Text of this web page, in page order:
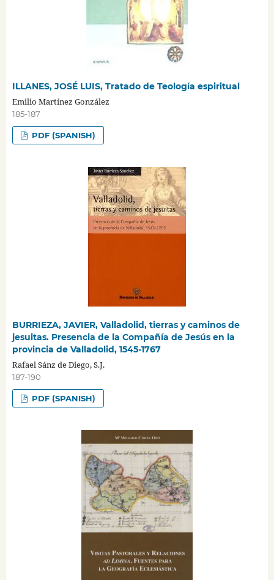
ILLANES, JOSÉ LUIS, Tratado de Teología espiritual
Emilio Martínez González
185-187
PDF (SPANISH)
BURRIEZA, JAVIER, Valladolid, tierras y caminos de
jesuitas. Presencia de la Compañía de Jesús en la
provincia de Valladolid, 1545-1767
Rafael Sánz de Diego, S.J.
187-190
PDF (SPANISH)